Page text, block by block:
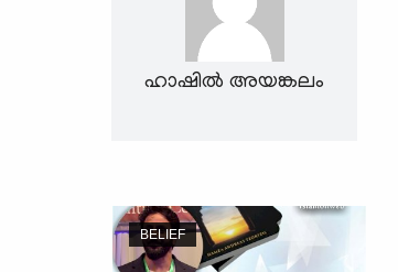
ഹാഷിൽ അയങ്കലം
BELIEF